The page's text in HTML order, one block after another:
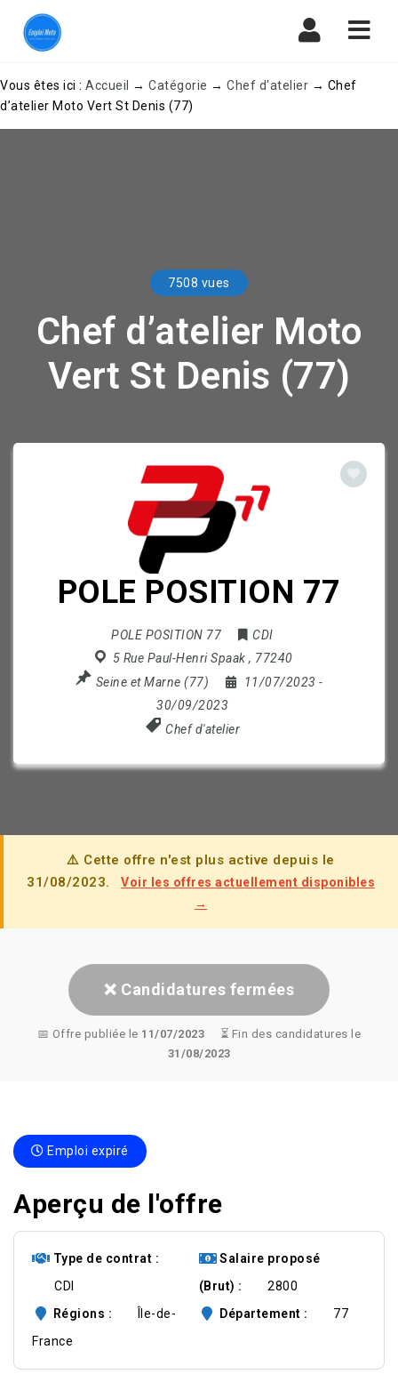
Vous êtes ici : Accueil → Catégorie → Chef d'atelier → Chef
d’atelier Moto Vert St Denis (77)
7508 vues
Chef d’atelier Moto
Vert St Denis (77)
POLE POSITION 77
POLE POSITION 77
CDI
5 Rue Paul-Henri Spaak , 77240
Seine et Marne (77)
11/07/2023-
30/09/2023
Chef d'atelier
⚠️ Cette offre n'est plus active depuis le
31/08/2023.
Voir les offres actuellement disponibles
→
❌ Candidatures fermées
📅 Offre publiée le 11/07/2023 ⏳ Fin des candidatures le
31/08/2023
Emploi expiré
Aperçu de l'offre
Type de contrat
CDI
Salaire proposé
(Brut)
2800
Régions
Île-de-
France
Département 77